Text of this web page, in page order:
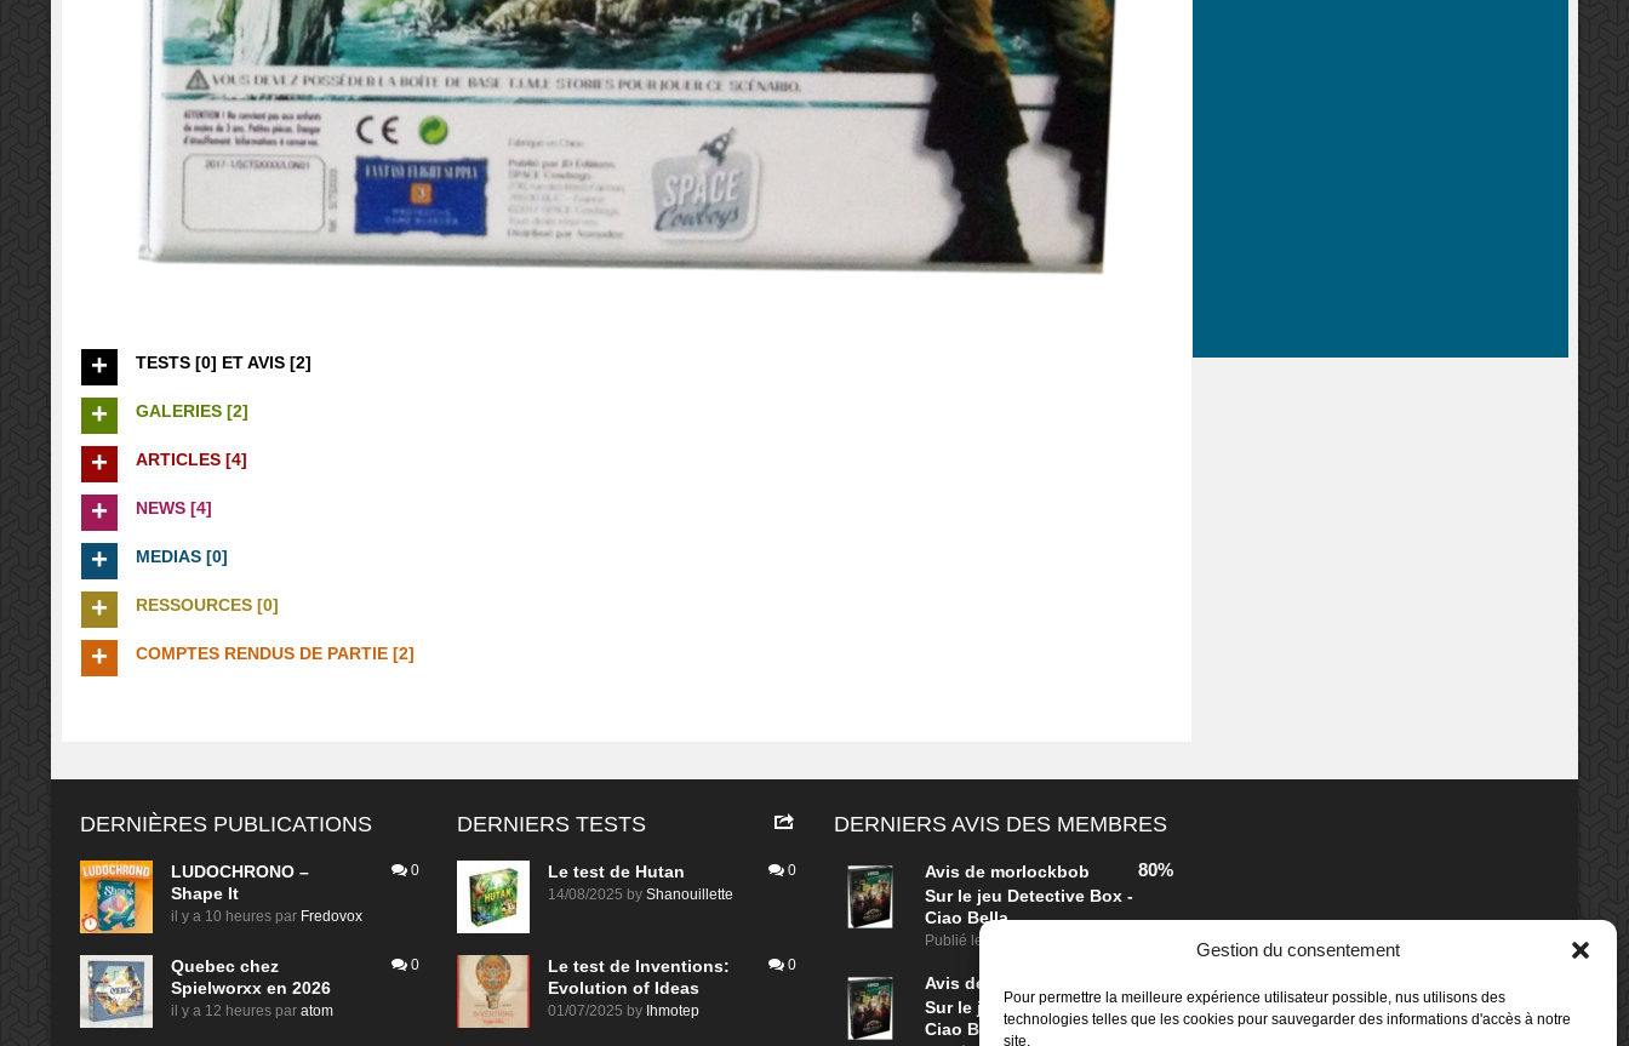
Gestion du consentement
Pour permettre la meilleure expérience utilisateur possible, nus utilisons des
technologies telles que les cookies pour sauvegarder des informations d'accès à notre
site.
TESTS [0] ET AVIS [2]
GALERIES [2]
ARTICLES [4]
NEWS [4]
MEDIAS [0]
RESSOURCES [0]
COMPTES RENDUS DE PARTIE [2]
DERNIÈRES PUBLICATIONS
LUDOCHRONO –
Shape It
il y a 10 heures par Fredovox
0
Quebec chez
Spielworxx en 2026
il y a 12 heures par atom
0
DERNIERS TESTS
Le test de Hutan
14/08/2025 by Shanouillette
0
Le test de Inventions:
Evolution of Ideas
01/07/2025 by Ihmotep
0
DERNIERS AVIS DES MEMBRES
Avis de morlockbob
Sur le jeu Detective Box -
Ciao Bella
Publié le
80%
Avis de
Sur le jeu Detective Box -
Ciao Bella